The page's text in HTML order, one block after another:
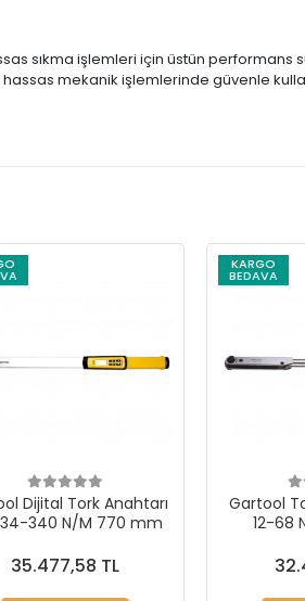
sıkma işlemleri için üstün
mekanik işlemlerinde güvenle
Dijital Tork Anahtarı
340 N/M 770 mm
35.477,58 TL
KARGO
BEDAVA
Gartool
12-68